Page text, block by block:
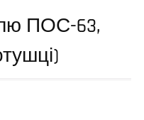
ПОС-63,